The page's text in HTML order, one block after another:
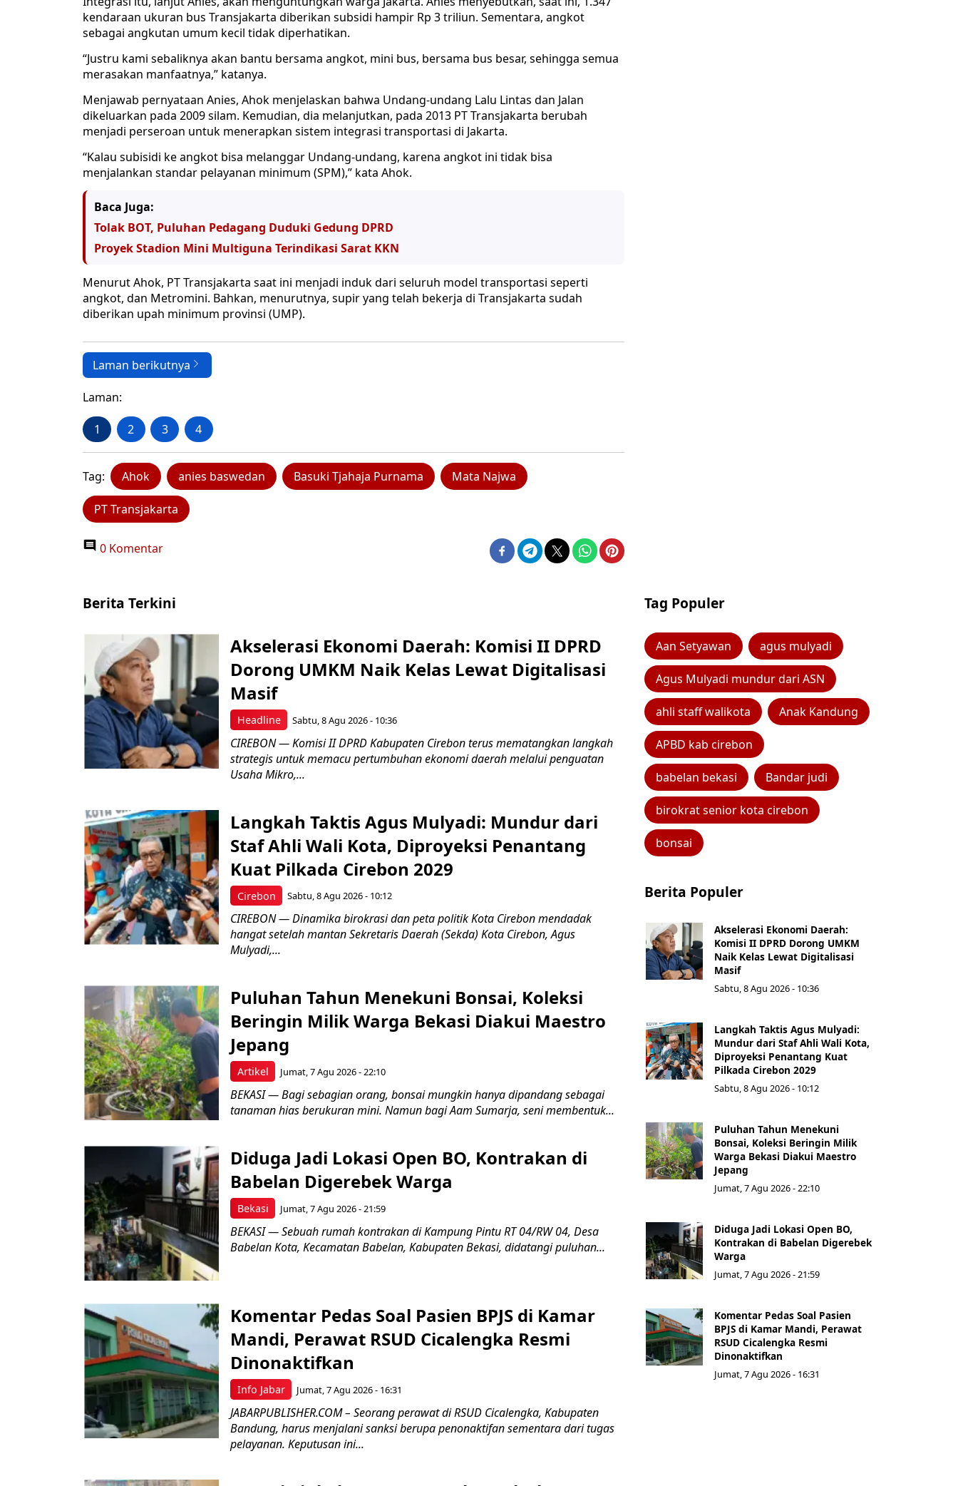
kendaraan ukuran bus Transjakarta diberikan subsidi hampir Rp 3 triliun. Sementara, angkot
sebagai angkutan umum kecil tidak diperhatikan.
“Justru kami sebaliknya akan bantu bersama angkot, mini bus, bersama bus besar, sehingga semua
merasakan manfaatnya,” katanya.
Menjawab pernyataan Anies, Ahok menjelaskan bahwa Undang-undang Lalu Lintas dan Jalan
dikeluarkan pada 2009 silam. Kemudian, dia melanjutkan, pada 2013 PT Transjakarta berubah
menjadi perseroan untuk menerapkan sistem integrasi transportasi di Jakarta.
“Kalau subisidi ke angkot bisa melanggar Undang-undang, karena angkot ini tidak bisa
menjalankan standar pelayanan minimum (SPM),” kata Ahok.
Baca Juga:
Tolak BOT, Puluhan Pedagang Duduki Gedung DPRD
Proyek Stadion Mini Multiguna Terindikasi Sarat KKN
Menurut Ahok, PT Transjakarta saat ini menjadi induk dari seluruh model transportasi seperti
angkot, dan Metromini. Bahkan, menurutnya, supir yang telah bekerja di Transjakarta sudah
diberikan upah minimum provinsi (UMP).
Laman berikutnya
Laman:
1 2 3 4
Tag: Ahok anies baswedan Basuki Tjahaja Purnama Mata Najwa
PT Transjakarta
0 Komentar
Berita Terkini
Headline
Akselerasi Ekonomi Daerah: Komisi II DPRD
Dorong UMKM Naik Kelas Lewat Digitalisasi
Masif
Sabtu, 8 Agu 2026 - 10:36
CIREBON — Komisi II DPRD Kabupaten Cirebon terus mematangkan langkah
strategis untuk memacu pertumbuhan ekonomi daerah melalui penguatan
Usaha Mikro,...
Cirebon
Langkah Taktis Agus Mulyadi: Mundur dari
Staf Ahli Wali Kota, Diproyeksi Penantang
Kuat Pilkada Cirebon 2029
Sabtu, 8 Agu 2026 - 10:12
CIREBON — Dinamika birokrasi dan peta politik Kota Cirebon mendadak
hangat setelah mantan Sekretaris Daerah (Sekda) Kota Cirebon, Agus
Mulyadi,...
Artikel
Puluhan Tahun Menekuni Bonsai, Koleksi
Beringin Milik Warga Bekasi Diakui Maestro
Jepang
Jumat, 7 Agu 2026 - 22:10
BEKASI — Bagi sebagian orang, bonsai mungkin hanya dipandang sebagai
tanaman hias berukuran mini. Namun bagi Aam Sumarja, seni membentuk...
Bekasi
Diduga Jadi Lokasi Open BO, Kontrakan di
Babelan Digerebek Warga
Jumat, 7 Agu 2026 - 21:59
BEKASI — Sebuah rumah kontrakan di Kampung Pintu RT 04/RW 04, Desa
Babelan Kota, Kecamatan Babelan, Kabupaten Bekasi, didatangi puluhan...
Info Jabar
Komentar Pedas Soal Pasien BPJS di Kamar
Mandi, Perawat RSUD Cicalengka Resmi
Dinonaktifkan
Jumat, 7 Agu 2026 - 16:31
JABARPUBLISHER.COM – Seorang perawat di RSUD Cicalengka, Kabupaten
Bandung, harus menjalani sanksi berupa penonaktifan sementara dari tugas
pelayanan. Keputusan ini...
Tag Populer
Aan Setyawan agus mulyadi
Agus Mulyadi mundur dari ASN
ahli staff walikota Anak Kandung
APBD kab cirebon
babelan bekasi Bandar judi
birokrat senior kota cirebon
bonsai
Berita Populer
Akselerasi Ekonomi Daerah:
Komisi II DPRD Dorong UMKM
Naik Kelas Lewat Digitalisasi
Masif
Sabtu, 8 Agu 2026 - 10:36
Langkah Taktis Agus Mulyadi:
Mundur dari Staf Ahli Wali Kota,
Diproyeksi Penantang Kuat
Pilkada Cirebon 2029
Sabtu, 8 Agu 2026 - 10:12
Puluhan Tahun Menekuni
Bonsai, Koleksi Beringin Milik
Warga Bekasi Diakui Maestro
Jepang
Jumat, 7 Agu 2026 - 22:10
Diduga Jadi Lokasi Open BO,
Kontrakan di Babelan Digerebek
Warga
Jumat, 7 Agu 2026 - 21:59
Komentar Pedas Soal Pasien
BPJS di Kamar Mandi, Perawat
RSUD Cicalengka Resmi
Dinonaktifkan
Jumat, 7 Agu 2026 - 16:31